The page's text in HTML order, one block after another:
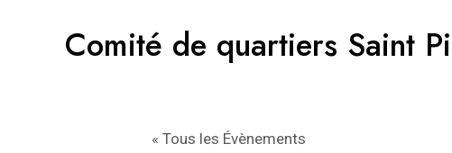
Comité de quartiers Saint
« Tous les Évènements